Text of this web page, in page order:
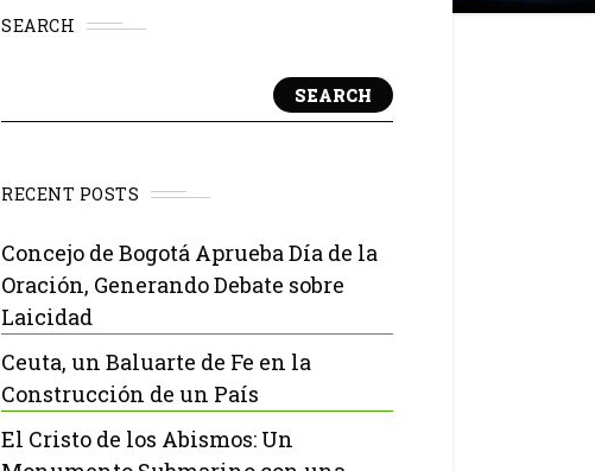
SEARCH
SEARCH
RECENT POSTS
Concejo de Bogotá Aprueba Día de la
Oración, Generando Debate sobre
Laicidad
Ceuta, un Baluarte de Fe en la
Construcción de un País
El Cristo de los Abismos: Un